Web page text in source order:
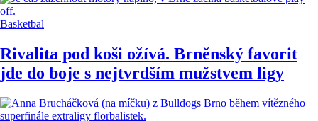
Basketbal
Rivalita pod koši ožívá. Brněnský favorit
jde do boje s nejtvrdším mužstvem ligy